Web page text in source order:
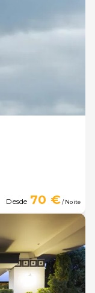
Desde 70 €/ Noite